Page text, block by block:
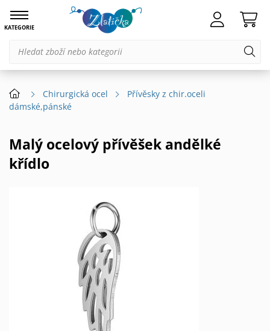
KATEGORIE
Chirurgická ocel
Přívěsky z chir.oceli
dámské,pánské
Malý ocelový přívěšek andělké
křídlo